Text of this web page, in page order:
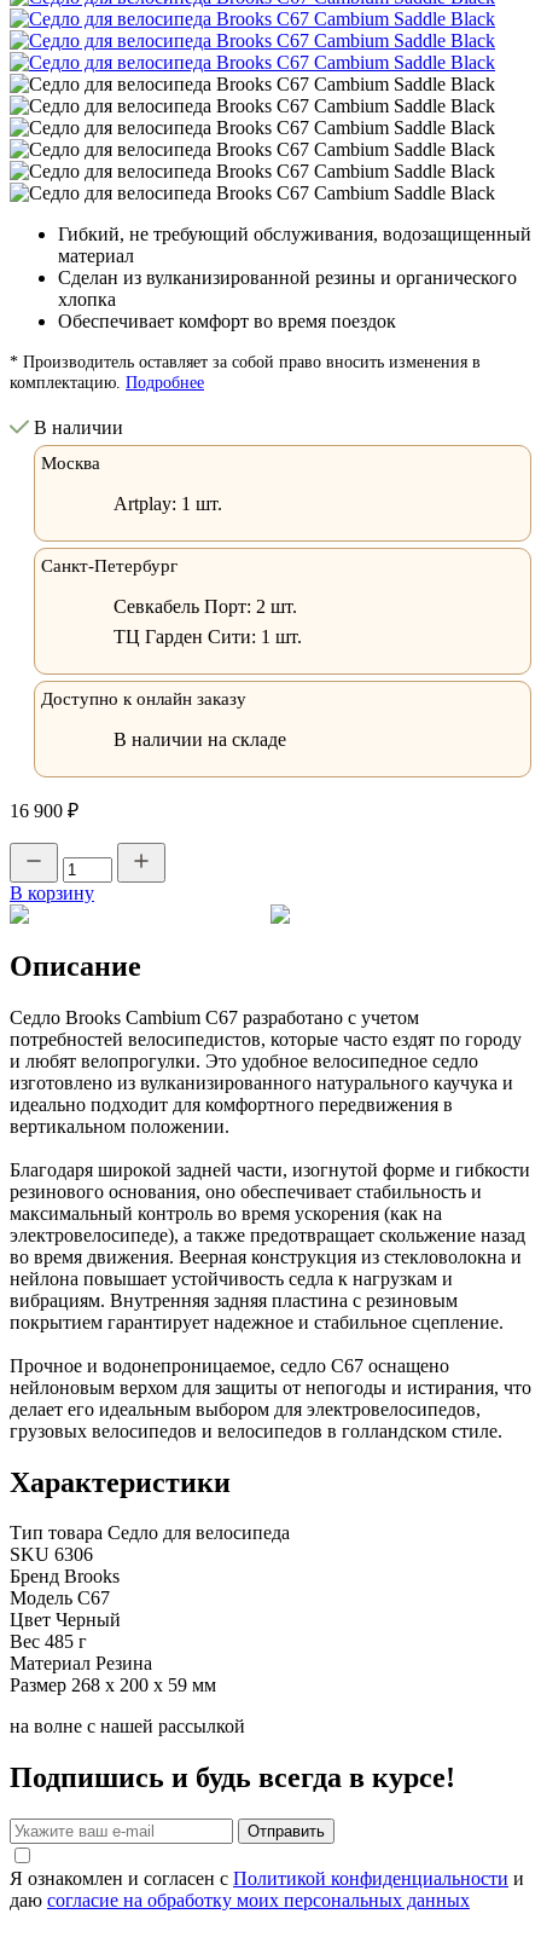
Гибкий, не требующий обслуживания, водозащищенный
материал
Сделан из вулканизированной резины и органического
хлопка
Обеспечивает комфорт во время поездок
* Производитель оставляет за собой право вносить изменения в
комплектацию. Подробнее
В наличии
Москва
Artplay: 1 шт.
Санкт-Петербург
Севкабель Порт: 2 шт.
ТЦ Гарден Сити: 1 шт.
Доступно к онлайн заказу
В наличии на складе
16 900 ₽
В корзину
Описание
Седло Brooks Cambium C67 разработано с учетом
потребностей велосипедистов, которые часто ездят по городу
и любят велопрогулки. Это удобное велосипедное седло
изготовлено из вулканизированного натурального каучука и
идеально подходит для комфортного передвижения в
вертикальном положении.
Благодаря широкой задней части, изогнутой форме и гибкости
резинового основания, оно обеспечивает стабильность и
максимальный контроль во время ускорения (как на
электровелосипеде), а также предотвращает скольжение назад
во время движения. Веерная конструкция из стекловолокна и
нейлона повышает устойчивость седла к нагрузкам и
вибрациям. Внутренняя задняя пластина с резиновым
покрытием гарантирует надежное и стабильное сцепление.
Прочное и водонепроницаемое, седло C67 оснащено
нейлоновым верхом для защиты от непогоды и истирания, что
делает его идеальным выбором для электровелосипедов,
грузовых велосипедов и велосипедов в голландском стиле.
Характеристики
Тип товара Седло для велосипеда
SKU 6306
Бренд Brooks
Модель C67
Цвет Черный
Вес 485 г
Материал Резина
Размер 268 x 200 x 59 мм
на волне с нашей рассылкой
Подпишись и будь всегда в курсе!
Отправить
Я ознакомлен и согласен с Политикой конфиденциальности и
даю согласие на обработку моих персональных данных